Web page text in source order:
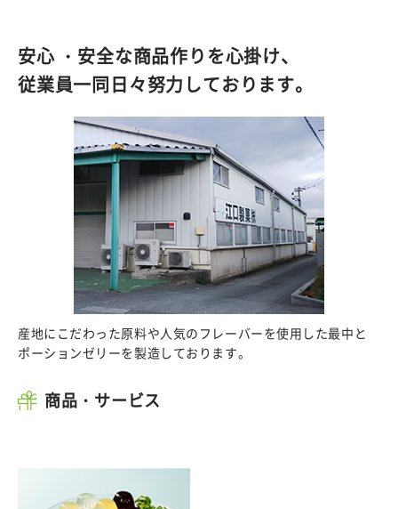
安心 ・安全な商品作りを心掛け、
従業員一同日々努力しております。
産地にこだわった原料や人気のフレーバーを使用した最中と
ポーションゼリーを製造しております。
商品・サービス